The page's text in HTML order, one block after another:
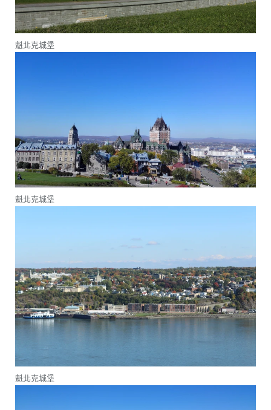
魁北克城堡
魁北克城堡
魁北克城堡